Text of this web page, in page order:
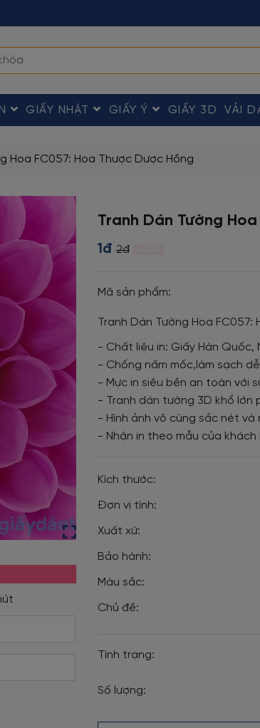
GIẤY NHẬT GIẤY Ý GIẤY 3D VẢI
Hoa FC057: Hoa Thược Dược Hồng
Tranh Dán Tường
1đ 2đ
Mã sản phẩm:
Tranh Dán Tường Hoa FC057:
- Chất liệu in: Giấy Hàn Quốc,
- Chống nấm mốc,làm sạch
- Mực in siêu bền an toàn với
- Tranh dán tường 3D khổ lớn
- Hình ảnh vô cùng sắc nét và
- Nhận in theo mẫu của khách
Kích thước:
Đơn vị tính:
Xuất xứ:
Bảo hành:
Màu sắc:
Chủ đề:
Tình trạng:
Số lượng: